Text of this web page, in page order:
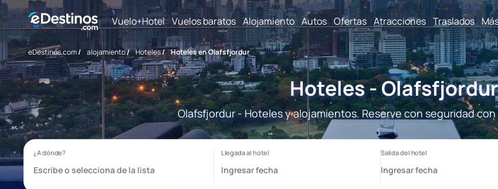
Vuelo+Hotel Vuelos baratos Alojamiento Autos Ofertas Atracciones Traslados
eDestinos.com/ alojamiento/ Hoteles/ Hoteles en Olafsfjordur
Hoteles - Olafsfjordur
Olafsfjordur - Hoteles y alojamientos. Reserve con seguridad